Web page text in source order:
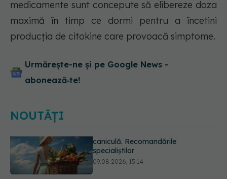
medicamente sunt concepute să elibereze doza
maximă în timp ce dormi pentru a încetini
producția de citokine care provoacă simptome.
Urmărește-ne și pe Google News -
abonează‑te!
NOUTĂȚI
Adevărul despre diabetul de tip 2:
ce greșeli fac majoritatea oamenilor.